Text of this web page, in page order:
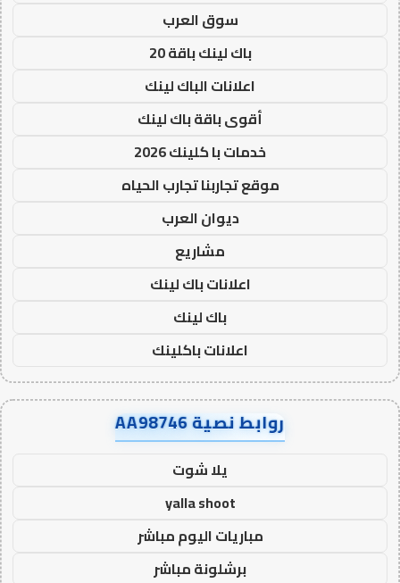
سوق العرب
باك لينك باقة 20
اعلانات الباك لينك
أقوى باقة باك لينك
خدمات با كلينك 2026
موقع تجاربنا تجارب الحياه
ديوان العرب
مشاريع
اعلانات باك لينك
باك لينك
اعلانات باكلينك
روابط نصية AA98746
يلا شوت
yalla shoot
مباريات اليوم مباشر
برشلونة مباشر